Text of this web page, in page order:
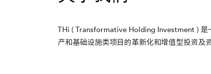
THi ( Transformative Holding Investment )
产和基础设施类项目的革新化和增值型投资及